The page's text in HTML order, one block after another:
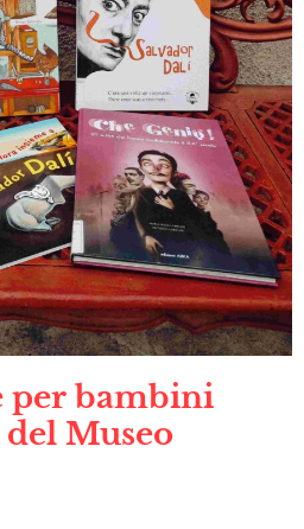
per bambini
Museo